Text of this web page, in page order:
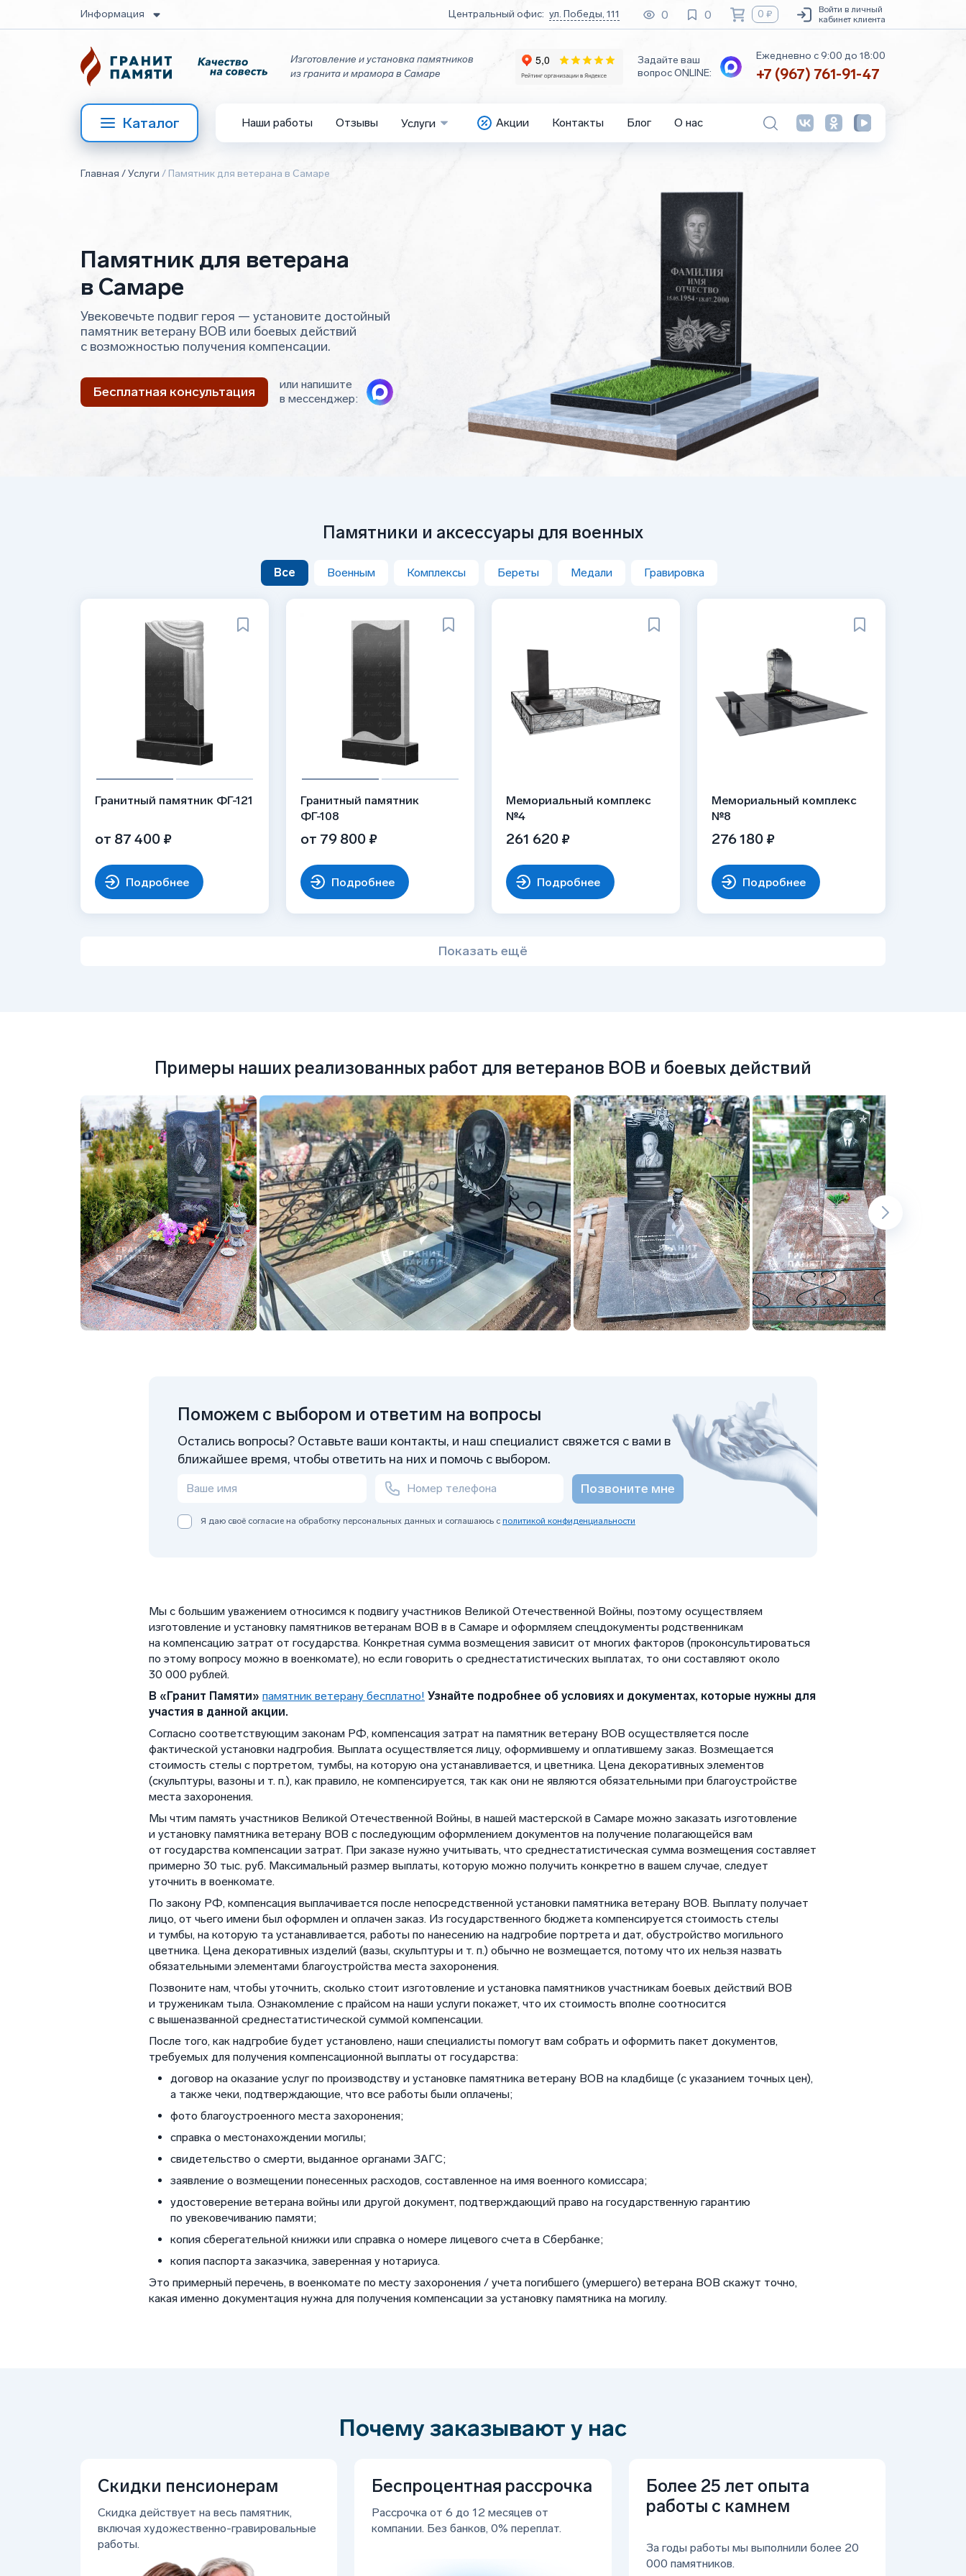
Информация Центральный офис: ул. Победы, 111 0 0 0 ₽
Войти в личный
кабинет клиента
Изготовление и установка памятников
из гранита и мрамора в Самаре
Задайте ваш
вопрос ONLINE:
Ежедневно с 9:00 до 18:00
+7 (967) 761-91-47
Каталог Наши работы Отзывы Услуги Акции Контакты Блог О нас
Главная /Услуги /Памятник для ветерана в Самаре
Памятник для ветерана
в Самаре
Увековечьте подвиг героя — установите достойный
памятник ветерану ВОВ или боевых действий
с возможностью получения компенсации.
Бесплатная консультация
или напишите
в мессенджер:
Памятники и аксессуары для военных
Все Военным Комплексы Береты Медали Гравировка
Гранитный памятник ФГ-121
от 87 400 ₽
Подробнее
Гранитный памятник
ФГ-108
от 79 800 ₽
Подробнее
Мемориальный комплекс
№4
261 620 ₽
Подробнее
Мемориальный комплекс
№8
276 180 ₽
Подробнее
Показать ещё
Примеры наших реализованных работ для ветеранов ВОВ и боевых действий
Поможем с выбором и ответим на вопросы
Остались вопросы? Оставьте ваши контакты, и наш специалист свяжется с вами в
ближайшее время, чтобы ответить на них и помочь с выбором.
Позвоните мне
Я даю своё согласие на обработку персональных данных и соглашаюсь с политикой конфиденциальности
Мы с большим уважением относимся к подвигу участников Великой Отечественной Войны, поэтому осуществляем
изготовление и установку памятников ветеранам ВОВ в в Самаре и оформляем спецдокументы родственникам
на компенсацию затрат от государства. Конкретная сумма возмещения зависит от многих факторов (проконсультироваться
по этому вопросу можно в военкомате), но если говорить о среднестатистических выплатах, то они составляют около
30 000 рублей.
В «Гранит Памяти» памятник ветерану бесплатно! Узнайте подробнее об условиях и документах, которые нужны для
участия в данной акции.
Согласно соответствующим законам РФ, компенсация затрат на памятник ветерану ВОВ осуществляется после
фактической установки надгробия. Выплата осуществляется лицу, оформившему и оплатившему заказ. Возмещается
стоимость стелы с портретом, тумбы, на которую она устанавливается, и цветника. Цена декоративных элементов
(скульптуры, вазоны и т. п.), как правило, не компенсируется, так как они не являются обязательными при благоустройстве
места захоронения.
Мы чтим память участников Великой Отечественной Войны, в нашей мастерской в Самаре можно заказать изготовление
и установку памятника ветерану ВОВ с последующим оформлением документов на получение полагающейся вам
от государства компенсации затрат. При заказе нужно учитывать, что среднестатистическая сумма возмещения составляет
примерно 30 тыс. руб. Максимальный размер выплаты, которую можно получить конкретно в вашем случае, следует
уточнить в военкомате.
По закону РФ, компенсация выплачивается после непосредственной установки памятника ветерану ВОВ. Выплату получает
лицо, от чьего имени был оформлен и оплачен заказ. Из государственного бюджета компенсируется стоимость стелы
и тумбы, на которую та устанавливается, работы по нанесению на надгробие портрета и дат, обустройство могильного
цветника. Цена декоративных изделий (вазы, скульптуры и т. п.) обычно не возмещается, потому что их нельзя назвать
обязательными элементами благоустройства места захоронения.
Позвоните нам, чтобы уточнить, сколько стоит изготовление и установка памятников участникам боевых действий ВОВ
и труженикам тыла. Ознакомление с прайсом на наши услуги покажет, что их стоимость вполне соотносится
с вышеназванной среднестатистической суммой компенсации.
После того, как надгробие будет установлено, наши специалисты помогут вам собрать и оформить пакет документов,
требуемых для получения компенсационной выплаты от государства:
договор на оказание услуг по производству и установке памятника ветерану ВОВ на кладбище (с указанием точных цен),
а также чеки, подтверждающие, что все работы были оплачены;
фото благоустроенного места захоронения;
справка о местонахождении могилы;
свидетельство о смерти, выданное органами ЗАГС;
заявление о возмещении понесенных расходов, составленное на имя военного комиссара;
удостоверение ветерана войны или другой документ, подтверждающий право на государственную гарантию
по увековечиванию памяти;
копия сберегательной книжки или справка о номере лицевого счета в Сбербанке;
копия паспорта заказчика, заверенная у нотариуса.
Это примерный перечень, в военкомате по месту захоронения / учета погибшего (умершего) ветерана ВОВ скажут точно,
какая именно документация нужна для получения компенсации за установку памятника на могилу.
Почему заказывают у нас
Скидки пенсионерам
Скидка действует на весь памятник,
включая художественно-гравировальные
работы.
Беcпроцентная рассрочка
Рассрочка от 6 до 12 месяцев от
компании. Без банков, 0% переплат.
Более 25 лет опыта
работы с камнем
За годы работы мы выполнили более 20
000 памятников.